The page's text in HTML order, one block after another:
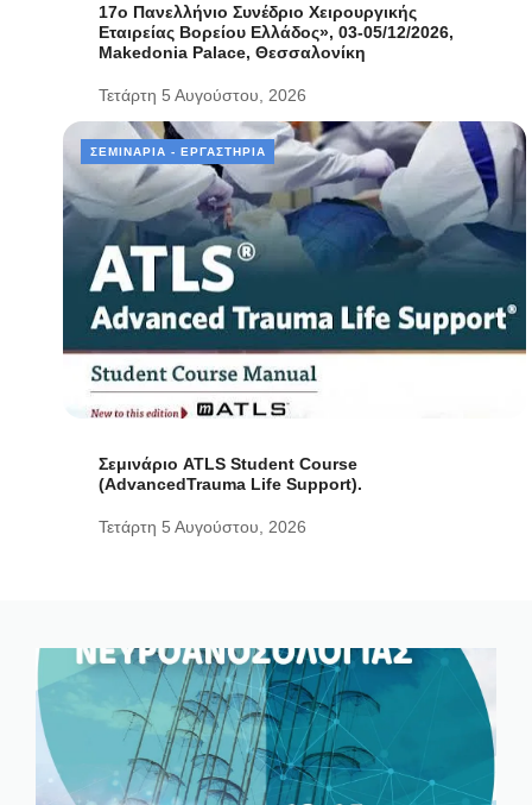
17ο Πανελλήνιο Συνέδριο Χειρουργικής
Εταιρείας Βορείου Ελλάδος», 03-05/12/2026,
Makedonia Palace, Θεσσαλονίκη
Τετάρτη 5 Αυγούστου, 2026
ΣΕΜΙΝΆΡΙΑ - ΕΡΓΑΣΤΉΡΙΑ
Σεμινάριο ATLS Student Course
(AdvancedTrauma Life Support).
Τετάρτη 5 Αυγούστου, 2026